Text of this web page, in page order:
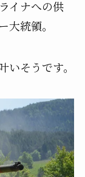
イナへの供
統領。
そうです。